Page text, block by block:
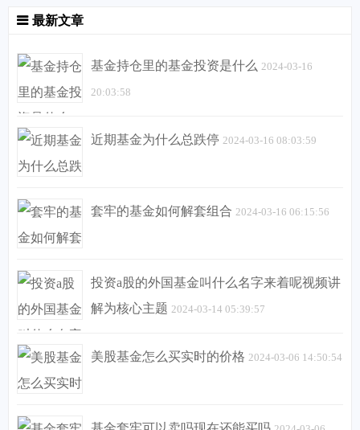
最新文章
基金持仓里的基金投资是什么 2024-03-16
20:03:58
近期基金为什么总跌停 2024-03-16 08:03:59
套牢的基金如何解套组合 2024-03-16 06:15:56
投资a股的外国基金叫什么名字来着呢视频讲
解为核心主题 2024-03-14 05:39:57
美股基金怎么买实时的价格 2024-03-06 14:50:54